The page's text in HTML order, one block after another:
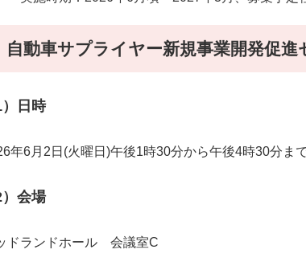
動車サプライヤー新規事業開発促進
）日時
年6月2日(火曜日)午後1時30分から午後4時30分ま
）会場
ドランドホール 会議室C